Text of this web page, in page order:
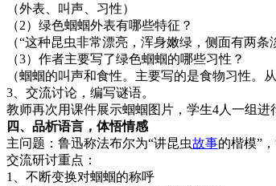
（外表、叫声、习性）
（2）绿色蝈蝈外表有哪些特征？
（“这种昆虫非常漂亮，浑身嫩绿，侧面有两
（3）作者主要写了绿色蝈蝈的哪些习性？
（蝈蝈的叫声和食性。主要写的是食物习性。
3、交流讨论，编写谜语。
教师再次用课件展示蝈蝈图片，学生4人一组
四、品析语言，体悟情感
主问题：鲁迅称法布尔为“讲昆虫故事的楷模”
交流研讨重点：
1、不断变换对蝈蝈的称呼